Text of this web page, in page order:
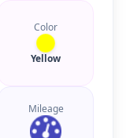
Color
Yellow
Mileage